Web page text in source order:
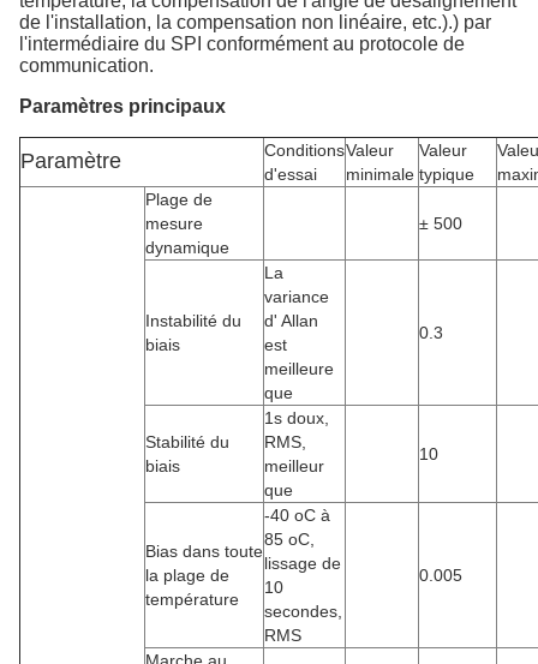
de l'installation, la compensation non linéaire, etc.).) par
l'intermédiaire du SPI conformément au protocole de
communication.
Paramètres principaux
Paramètre
Conditions
d'essai
Valeur
minimale
Valeur
typique
Plage de
mesure
dynamique
± 500
Instabilité du
biais
La
variance
d' Allan
est
meilleure
que
0.3
Stabilité du
biais
1s doux,
RMS,
meilleur
que
10
Bias dans toute
la plage de
température
-40 oC à
85 oC,
lissage de
10
secondes,
RMS
0.005